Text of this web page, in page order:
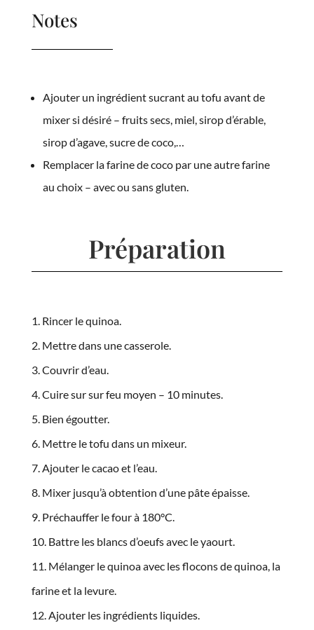
Notes
Ajouter un ingrédient sucrant au tofu avant de
mixer si désiré – fruits secs, miel, sirop d’érable,
sirop d’agave, sucre de coco,…
Remplacer la farine de coco par une autre farine
au choix – avec ou sans gluten.
Préparation
Rincer le quinoa.
Mettre dans une casserole.
Couvrir d’eau.
Cuire sur sur feu moyen – 10 minutes.
Bien égoutter.
Mettre le tofu dans un mixeur.
Ajouter le cacao et l’eau.
Mixer jusqu’à obtention d’une pâte épaisse.
Préchauffer le four à 180°C.
Battre les blancs d’oeufs avec le yaourt.
Mélanger le quinoa avec les flocons de quinoa, la
farine et la levure.
Ajouter les ingrédients liquides.